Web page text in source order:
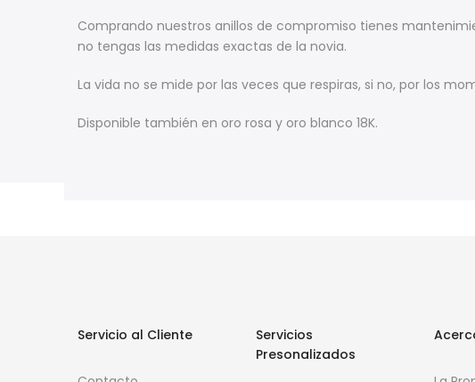
Comprando nuestros anillos de compromiso tienes
no tengas las medidas exactas de la novia.
La vida no se mide por las veces que respiras, si no, por los
Disponible también en oro rosa y oro blanco 18K.
Servicio al Cliente
Servicios
Presonalizados